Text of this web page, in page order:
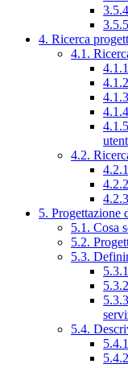
4. Ricerca
4.1.
4.2.
5. Progettazione
5.1. Cosa
5.2.
5.3.
5.4.